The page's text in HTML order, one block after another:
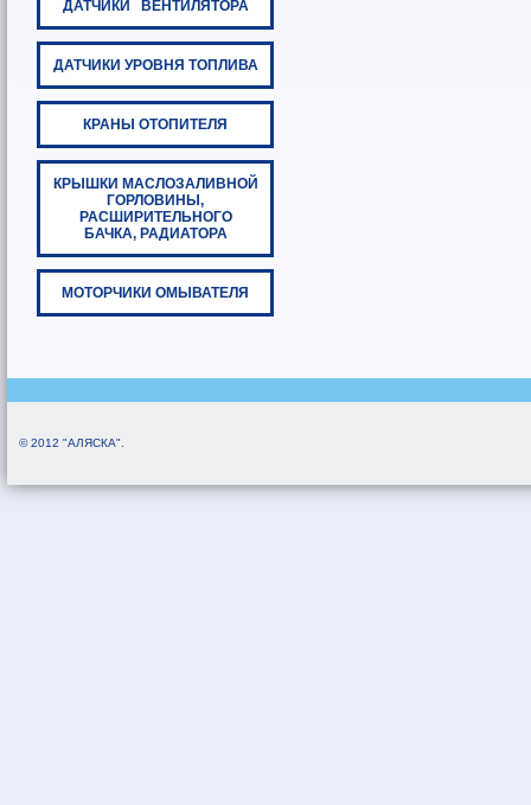
ДАТЧИКИ ВЕНТИЛЯТОРА
ДАТЧИКИ УРОВНЯ ТОПЛИВА
КРАНЫ ОТОПИТЕЛЯ
КРЫШКИ МАСЛОЗАЛИВНОЙ
ГОРЛОВИНЫ,
РАСШИРИТЕЛЬНОГО
БАЧКА, РАДИАТОРА
МОТОРЧИКИ ОМЫВАТЕЛЯ
© 2012 "АЛЯСКА".